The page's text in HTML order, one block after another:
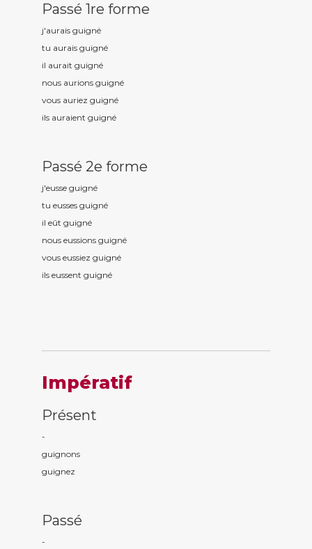
Passé 1re forme
j'aurais guigné
tu aurais guigné
il aurait guigné
nous aurions guigné
vous auriez guigné
ils auraient guigné
Passé 2e forme
j'eusse guigné
tu eusses guigné
il eût guigné
nous eussions guigné
vous eussiez guigné
ils eussent guigné
Impératif
Présent
-
guignons
guignez
Passé
-